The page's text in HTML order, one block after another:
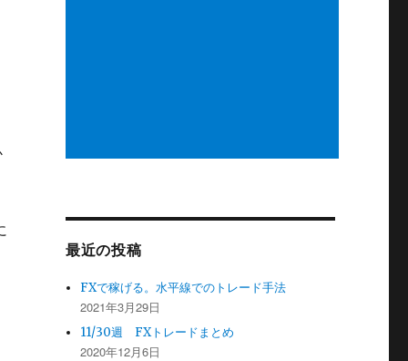
最近の投稿
FXで稼げる。水平線でのトレード手法
2021年3月29日
11/30週 FXトレードまとめ
2020年12月6日